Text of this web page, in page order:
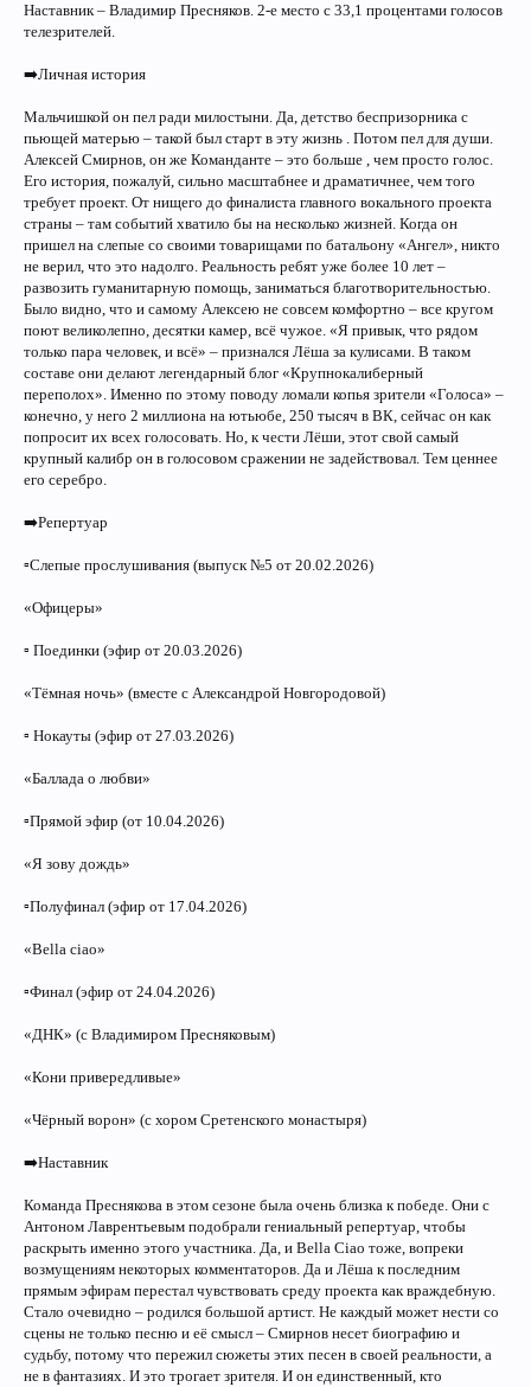
Наставник – Владимир Пресняков. 2-е место с 33,1 процентами голосов
телезрителей.
➡️Личная история
Мальчишкой он пел ради милостыни. Да, детство беспризорника с
пьющей матерью – такой был старт в эту жизнь . Потом пел для души.
Алексей Смирнов, он же Команданте – это больше , чем просто голос.
Его история, пожалуй, сильно масштабнее и драматичнее, чем того
требует проект. От нищего до финалиста главного вокального проекта
страны – там событий хватило бы на несколько жизней. Когда он
пришел на слепые со своими товарищами по батальону «Ангел», никто
не верил, что это надолго. Реальность ребят уже более 10 лет –
развозить гуманитарную помощь, заниматься благотворительностью.
Было видно, что и самому Алексею не совсем комфортно – все кругом
поют великолепно, десятки камер, всё чужое. «Я привык, что рядом
только пара человек, и всё» – признался Лёша за кулисами. В таком
составе они делают легендарный блог «Крупнокалиберный
переполох». Именно по этому поводу ломали копья зрители «Голоса» –
конечно, у него 2 миллиона на ютьюбе, 250 тысяч в ВК, сейчас он как
попросит их всех голосовать. Но, к чести Лёши, этот свой самый
крупный калибр он в голосовом сражении не задействовал. Тем ценнее
его серебро.
➡️Репертуар
▫️Слепые прослушивания (выпуск №5 от 20.02.2026)
«Офицеры»
▫️ Поединки (эфир от 20.03.2026)
«Тёмная ночь» (вместе с Александрой Новгородовой)
▫️ Нокауты (эфир от 27.03.2026)
«Баллада о любви»
▫️Прямой эфир (от 10.04.2026)
«Я зову дождь»
▫️Полуфинал (эфир от 17.04.2026)
«Bella ciao»
▫️Финал (эфир от 24.04.2026)
«ДНК» (с Владимиром Пресняковым)
«Кони привередливые»
«Чёрный ворон» (с хором Сретенского монастыря)
➡️Наставник
Команда Преснякова в этом сезоне была очень близка к победе. Они с
Антоном Лаврентьевым подобрали гениальный репертуар, чтобы
раскрыть именно этого участника. Да, и Bella Ciao тоже, вопреки
возмущениям некоторых комментаторов. Да и Лёша к последним
прямым эфирам перестал чувствовать среду проекта как враждебную.
Стало очевидно – родился большой артист. Не каждый может нести со
сцены не только песню и её смысл – Смирнов несет биографию и
судьбу, потому что пережил сюжеты этих песен в своей реальности, а
не в фантазиях. И это трогает зрителя. И он единственный, кто